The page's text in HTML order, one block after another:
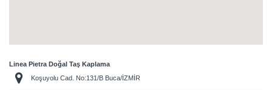
Linea Pietra Doğal Taş Kaplama
Koşuyolu Cad. No:131/B Buca/İZMİR